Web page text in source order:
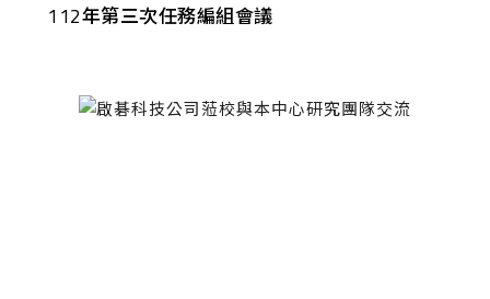
112年第三次任務編組會議